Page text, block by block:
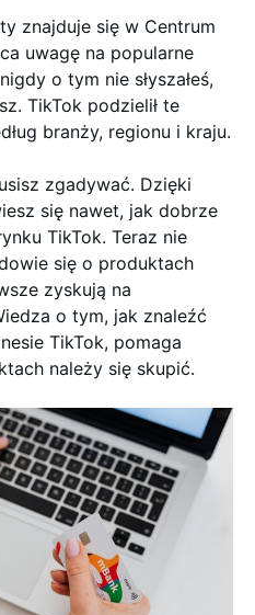
znajduje się w Centrum
uwagę na popularne
o tym nie słyszałeś,
TikTok podzielił te
branży, regionu i kraju.
zgadywać. Dzięki
się nawet, jak dobrze
TikTok. Teraz nie
się o produktach
zyskują na
o tym, jak znaleźć
TikTok, pomaga
należy się skupić.